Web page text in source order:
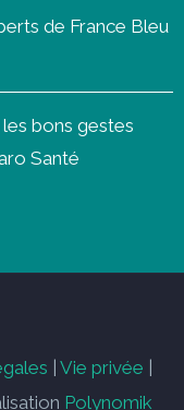
de France Bleu
bons gestes
Santé
Vie privée
Polynomik